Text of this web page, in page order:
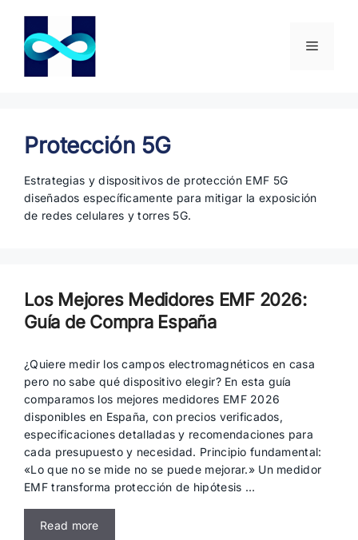
contenido
Menú
Protección 5G
Estrategias y dispositivos de protección EMF 5G
diseñados específicamente para mitigar la exposición
de redes celulares y torres 5G.
Los Mejores Medidores EMF 2026:
Guía de Compra España
¿Quiere medir los campos electromagnéticos en casa
pero no sabe qué dispositivo elegir? En esta guía
comparamos los mejores medidores EMF 2026
disponibles en España, con precios verificados,
especificaciones detalladas y recomendaciones para
cada presupuesto y necesidad. Principio fundamental:
«Lo que no se mide no se puede mejorar.» Un medidor
EMF transforma protección de hipótesis …
Read more